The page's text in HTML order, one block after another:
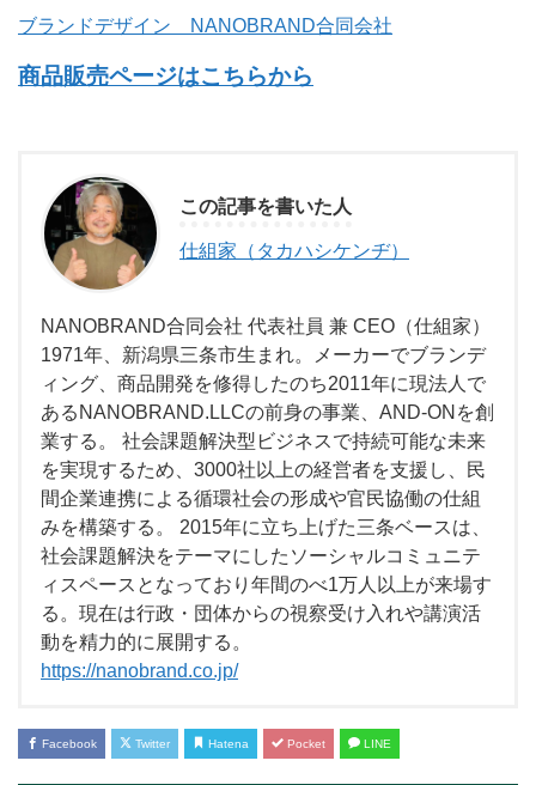
ブランドデザイン NANOBRAND合同会社
商品販売ページはこちらから
この記事を書いた人
仕組家（タカハシケンヂ）
NANOBRAND合同会社 代表社員 兼 CEO（仕組家）
1971年、新潟県三条市生まれ。メーカーでブランデ
ィング、商品開発を修得したのち2011年に現法人で
あるNANOBRAND.LLCの前身の事業、AND-ONを創
業する。 社会課題解決型ビジネスで持続可能な未来
を実現するため、3000社以上の経営者を支援し、民
間企業連携による循環社会の形成や官民協働の仕組
みを構築する。 2015年に立ち上げた三条ベースは、
社会課題解決をテーマにしたソーシャルコミュニテ
ィスペースとなっており年間のべ1万人以上が来場す
る。現在は行政・団体からの視察受け入れや講演活
動を精力的に展開する。
https://nanobrand.co.jp/
Facebook Twitter Hatena Pocket LINE